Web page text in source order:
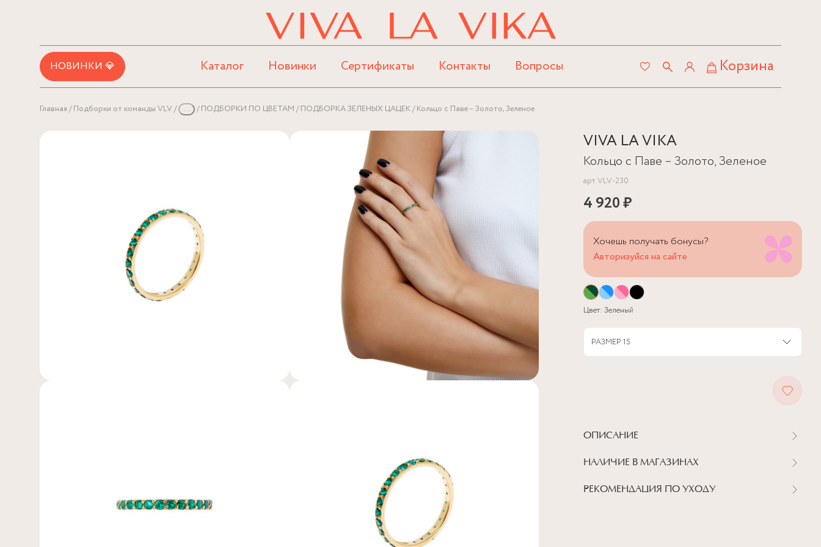
НОВИНКИ 💎 Каталог Новинки Сертификаты Контакты Вопросы Корзина
Главная Подборки от команды VLV ... ПОДБОРКИ ПО ЦВЕТАМ ПОДБОРКА ЗЕЛЕНЫХ ЦАЦЕК Кольцо c Паве – Золото, Зеленое
VIVA LA VIKA
Кольцо c Паве – Золото, Зеленое
арт.VLV-230
4 920 ₽
Хочешь получать бонусы?
Авторизуйся на сайте
Цвет: Зеленый
РАЗМЕР 15
ОПИСАНИЕ
НАЛИЧИЕ В МАГАЗИНАХ
РЕКОМЕНДАЦИЯ ПО УХОДУ